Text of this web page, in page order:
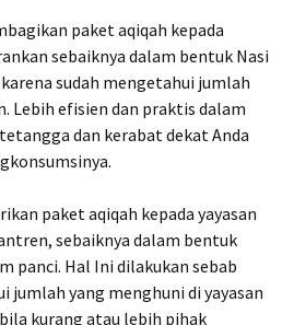
paket aqiqah kepada
sebaiknya dalam bentuk Nasi
sudah mengetahui jumlah
Lebih efisien dan praktis dalam
dan kerabat dekat Anda
paket aqiqah kepada yayasan
sebaiknya dalam bentuk
panci. Hal Ini dilakukan sebab
jumlah yang menghuni di yayasan
kurang atau lebih pihak